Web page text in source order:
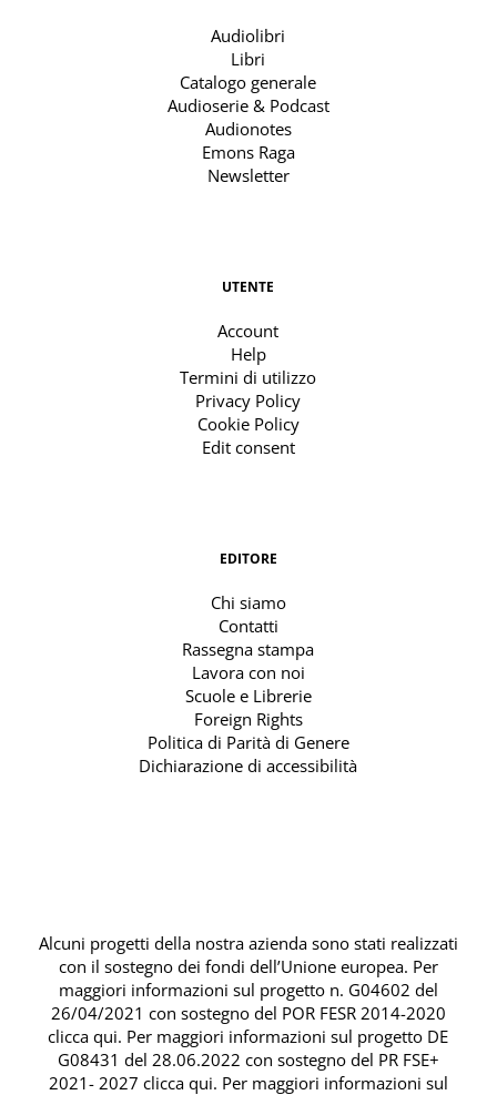
Audiolibri
Libri
Catalogo generale
Audioserie & Podcast
Audionotes
Emons Raga
Newsletter
UTENTE
Account
Help
Termini di utilizzo
Privacy Policy
Cookie Policy
Edit consent
EDITORE
Chi siamo
Contatti
Rassegna stampa
Lavora con noi
Scuole e Librerie
Foreign Rights
Politica di Parità di Genere
Dichiarazione di accessibilità
Alcuni progetti della nostra azienda sono stati realizzati
con il sostegno dei fondi dell’Unione europea. Per
maggiori informazioni sul progetto n. G04602 del
26/04/2021 con sostegno del POR FESR 2014-2020
clicca qui. Per maggiori informazioni sul progetto DE
G08431 del 28.06.2022 con sostegno del PR FSE+
2021- 2027 clicca qui. Per maggiori informazioni sul